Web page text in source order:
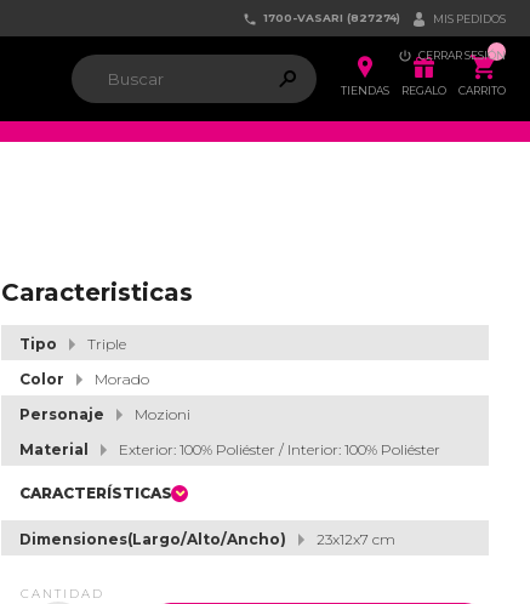
 1700-VASARI (827274)  MIS PEDIDOS
 CERRAR SESIÓN
 
TIENDAS

REGALO
ຐ
CARRITO
Caracteristicas
Tipo
Triple
Color
Morado
Personaje
Mozioni
Material
Exterior: 100% Poliéster / Interior: 100% Poliéster
CARACTERÍSTICAS
Dimensiones(Largo/Alto/Ancho) 23x12x7 cm
CANTIDAD